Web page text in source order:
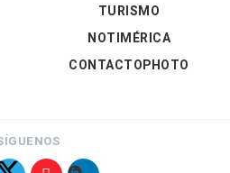
TURISMO
NOTIMÉRICA
CONTACTOPHOTO